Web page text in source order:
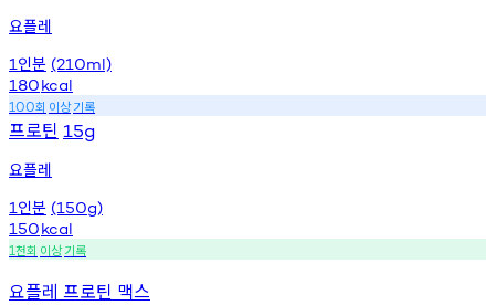
요플레
1 인분 (210ml)
180kcal
100회 이상기록
프로틴 15g
요플레
1 인분 (150g)
150kcal
1천회 이상기록
요플레 프로틴 맥스